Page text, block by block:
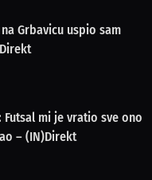
Grbavicu uspio sam
Futsal mi je vratio sve ono
– (IN)Direkt